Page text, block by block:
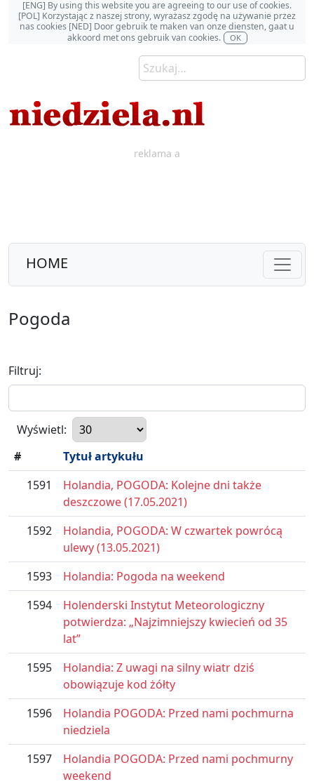
[ENG] By using this website you are agreeing to our use of cookies.
[POL] Korzystając z naszej strony, wyrażasz zgodę na używanie przez
nas cookies [NED] Door gebruik te maken van onze diensten, gaat u
akkoord met ons gebruik van cookies.
OK
reklama a
HOME
Pogoda
Filtruj:
Wyświetl:
#
Tytuł artykułu
1591
Holandia, POGODA: Kolejne dni także
deszczowe (17.05.2021)
1592
Holandia, POGODA: W czwartek powrócą
ulewy (13.05.2021)
1593
Holandia: Pogoda na weekend
1594
Holenderski Instytut Meteorologiczny
potwierdza: „Najzimniejszy kwiecień od 35
lat”
1595
Holandia: Z uwagi na silny wiatr dziś
obowiązuje kod żółty
1596
Holandia POGODA: Przed nami pochmurna
niedziela
1597
Holandia POGODA: Przed nami pochmurny
weekend